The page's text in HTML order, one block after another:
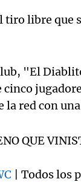
tiro libre que
"El
cinco
la red con
QUE
| Todos los